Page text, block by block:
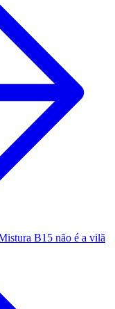
B15 não é a vilã